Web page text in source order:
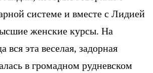
системе и вместе с Лидией
женские курсы. На
вся эта веселая, задорная
в громадном рудневском